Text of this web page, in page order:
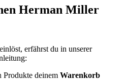
Herman Miller
erfährst du in unserer
Produkte deinem Warenkorb